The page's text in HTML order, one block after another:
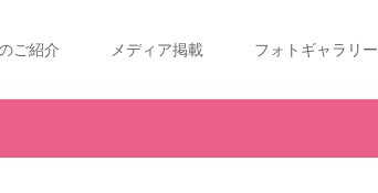
ご紹介 メディア掲載 フォトギャラリー